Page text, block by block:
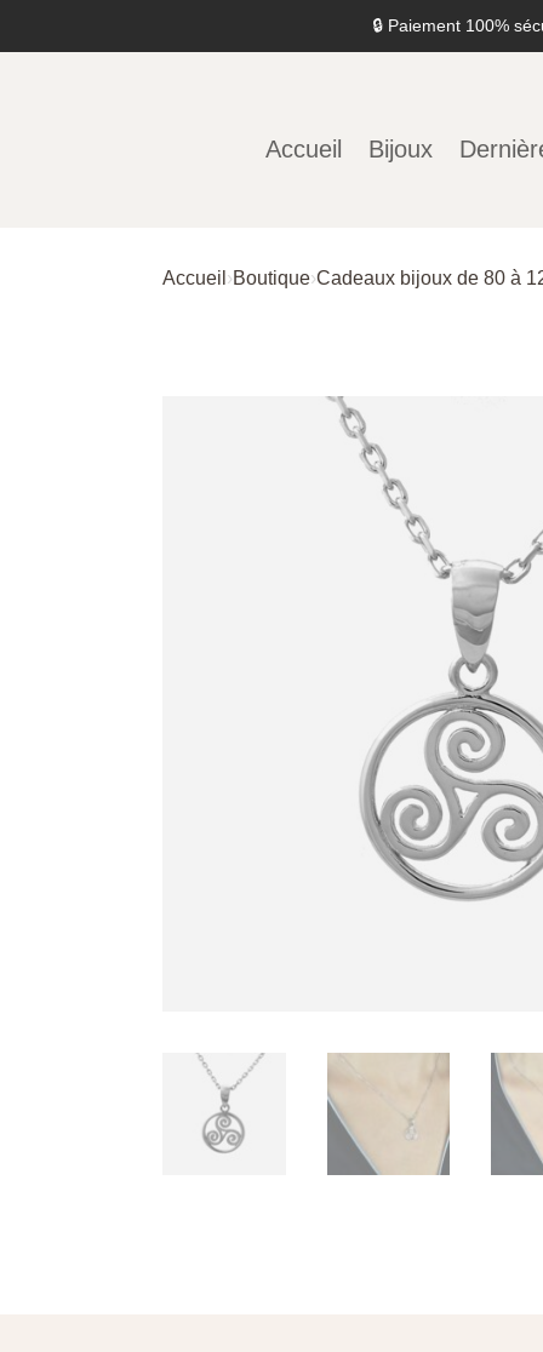
🔒 Paiement 100%
Accueil Bijoux
Accueil ›Boutique›Cadeaux bijoux de 80 à